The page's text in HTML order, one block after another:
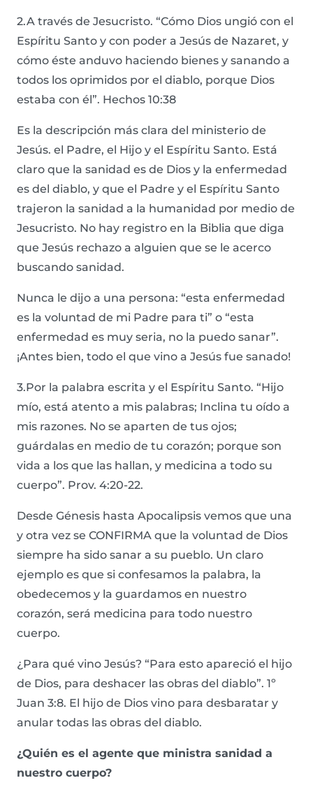
2.A través de Jesucristo. “Cómo Dios ungió con el
Espíritu Santo y con poder a Jesús de Nazaret, y
cómo éste anduvo haciendo bienes y sanando a
todos los oprimidos por el diablo, porque Dios
estaba con él”. Hechos 10:38
Es la descripción más clara del ministerio de
Jesús. el Padre, el Hijo y el Espíritu Santo. Está
claro que la sanidad es de Dios y la enfermedad
es del diablo, y que el Padre y el Espíritu Santo
trajeron la sanidad a la humanidad por medio de
Jesucristo. No hay registro en la Biblia que diga
que Jesús rechazo a alguien que se le acerco
buscando sanidad.
Nunca le dijo a una persona: “esta enfermedad
es la voluntad de mi Padre para ti” o “esta
enfermedad es muy seria, no la puedo sanar”.
¡Antes bien, todo el que vino a Jesús fue sanado!
3.Por la palabra escrita y el Espíritu Santo. “Hijo
mío, está atento a mis palabras; Inclina tu oído a
mis razones. No se aparten de tus ojos;
guárdalas en medio de tu corazón; porque son
vida a los que las hallan, y medicina a todo su
cuerpo”. Prov. 4:20-22.
Desde Génesis hasta Apocalipsis vemos que una
y otra vez se CONFIRMA que la voluntad de Dios
siempre ha sido sanar a su pueblo. Un claro
ejemplo es que si confesamos la palabra, la
obedecemos y la guardamos en nuestro
corazón, será medicina para todo nuestro
cuerpo.
¿Para qué vino Jesús? “Para esto apareció el hijo
de Dios, para deshacer las obras del diablo”. 1º
Juan 3:8. El hijo de Dios vino para desbaratar y
anular todas las obras del diablo.
¿Quién es el agente que ministra sanidad a
nuestro cuerpo?